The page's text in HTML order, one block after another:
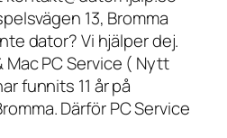
13, Bromma
dator? Vi hjälper dej.
Mac PC Service ( Nytt
funnits 11 år på
Därför PC Service